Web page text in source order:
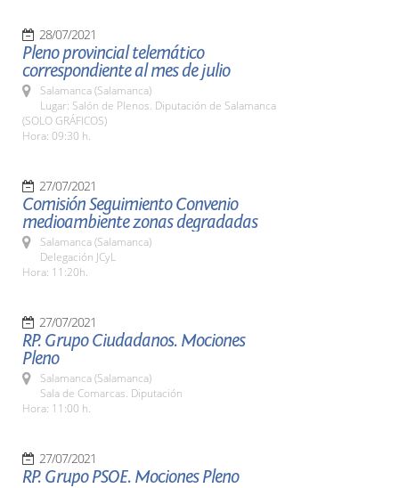
28/07/2021
Pleno provincial telemático
correspondiente al mes de julio
Salamanca (Salamanca)
Lugar: Salón de Plenos. Diputación de Salamanca
(SOLO GRÁFICOS)
Hora: 09:30 h.
27/07/2021
Comisión Seguimiento Convenio
medioambiente zonas degradadas
Salamanca (Salamanca)
Delegación JCyL
Hora: 11:20h.
27/07/2021
RP. Grupo Ciudadanos. Mociones
Pleno
Salamanca (Salamanca)
Sala de Comarcas. Diputación
Hora: 11:00 h.
27/07/2021
RP. Grupo PSOE. Mociones Pleno